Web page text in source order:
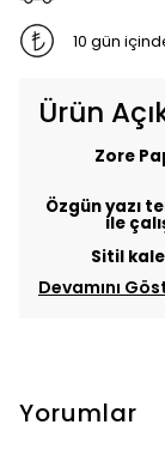
10 gün
Ürün
Zore
Özgün yazı
ile
Sitil
Devamını
Yorumlar